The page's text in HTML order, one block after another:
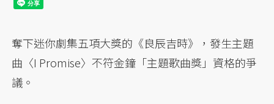
奪下迷你劇集五項大獎的《良辰吉時》，發生主題
曲〈I Promise〉不符金鐘「主題歌曲獎」資格的爭
議。